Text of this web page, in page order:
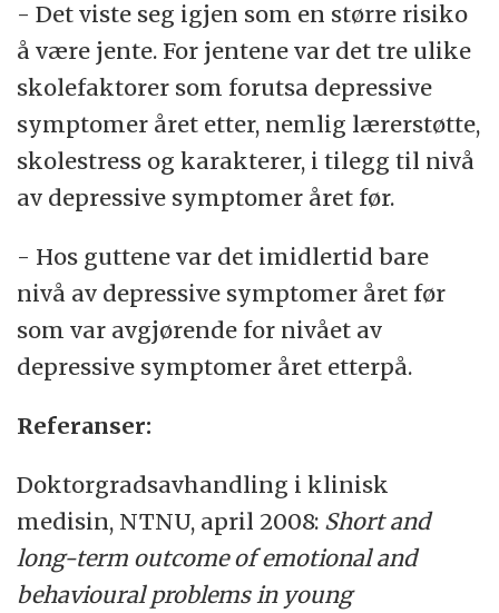
- Det viste seg igjen som en større risiko
å være jente. For jentene var det tre ulike
skolefaktorer som forutsa depressive
symptomer året etter, nemlig lærerstøtte,
skolestress og karakterer, i tilegg til nivå
av depressive symptomer året før.
- Hos guttene var det imidlertid bare
nivå av depressive symptomer året før
som var avgjørende for nivået av
depressive symptomer året etterpå.
Referanser:
Doktorgradsavhandling i klinisk
medisin, NTNU, april 2008: Short and
long-term outcome of emotional and
behavioural problems in young